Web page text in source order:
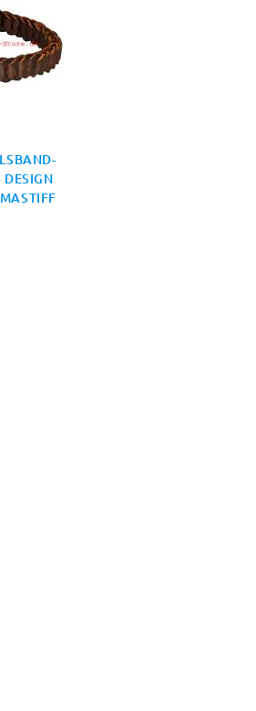
DESIGN